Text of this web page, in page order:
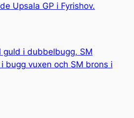
Upsala GP i Fyrishov.
guld i dubbelbugg, SM
bugg vuxen och SM brons i